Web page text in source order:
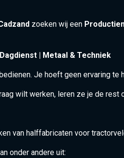
zoeken wij een
| Metaal & Techniek
Je hoeft geen ervaring te
wilt werken, leren ze je de rest
van halffabricaten voor
onder andere uit: